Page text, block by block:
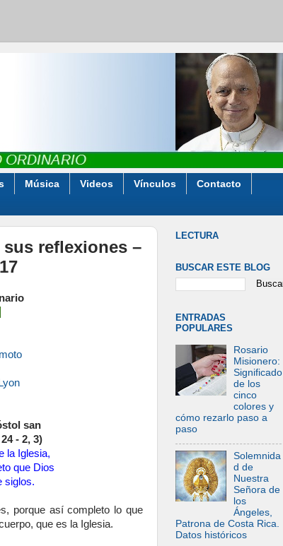
Música Videos Vínculos
Contacto
reflexiones –
san
- 2, 3)
la Iglesia,
que Dios
siglos.
porque así completo lo que
que es la Iglesia.
LECTURA
BUSCAR ESTE BLOG
ENTRADAS
POPULARES
Rosario
Misionero:
Significado
de los
cinco
colores y
cómo rezarlo paso a
paso
Solemnida
d de
Nuestra
Señora de
los
Ángeles,
Patrona de Costa Rica.
Datos históricos